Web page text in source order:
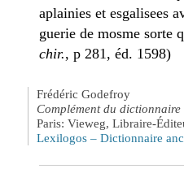
aplainies et esgalisees
guerie de mosme sorte
chir., p 281, éd. 1598)
Frédéric Godefroy
Complément du
Paris: Vieweg, Libraire-
Lexilogos – Dictionnaire